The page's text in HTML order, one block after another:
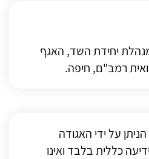
יחידת השד, האגף
רמב"ם, חיפה.
על ידי האגודה
כללית בלבד ואינו